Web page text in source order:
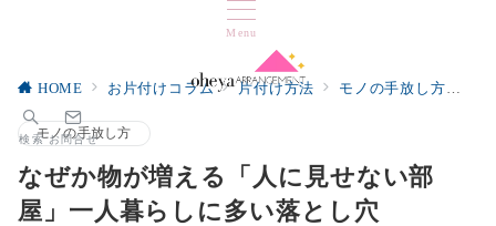
Menu
検索 お問合せ
HOME お片付けコラム 片付け方法 モノの手放し方
モノの手放し方
なぜか物が増える「人に見せない部
屋」一人暮らしに多い落とし穴